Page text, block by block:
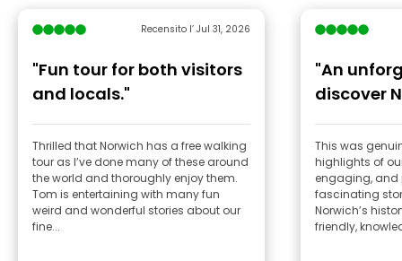
Recensito l’ Jul 31, 2026
"Fun tour for both visitors
and locals."
Thrilled that Norwich has a free walking
tour as I’ve done many of these around
the world and thoroughly enjoy them.
Tom is entertaining with many fun
weird and wonderful stories about our
fine...
"An
discover
This was
highlights of
engaging, and
fascinating
Norwich’s
friendly,